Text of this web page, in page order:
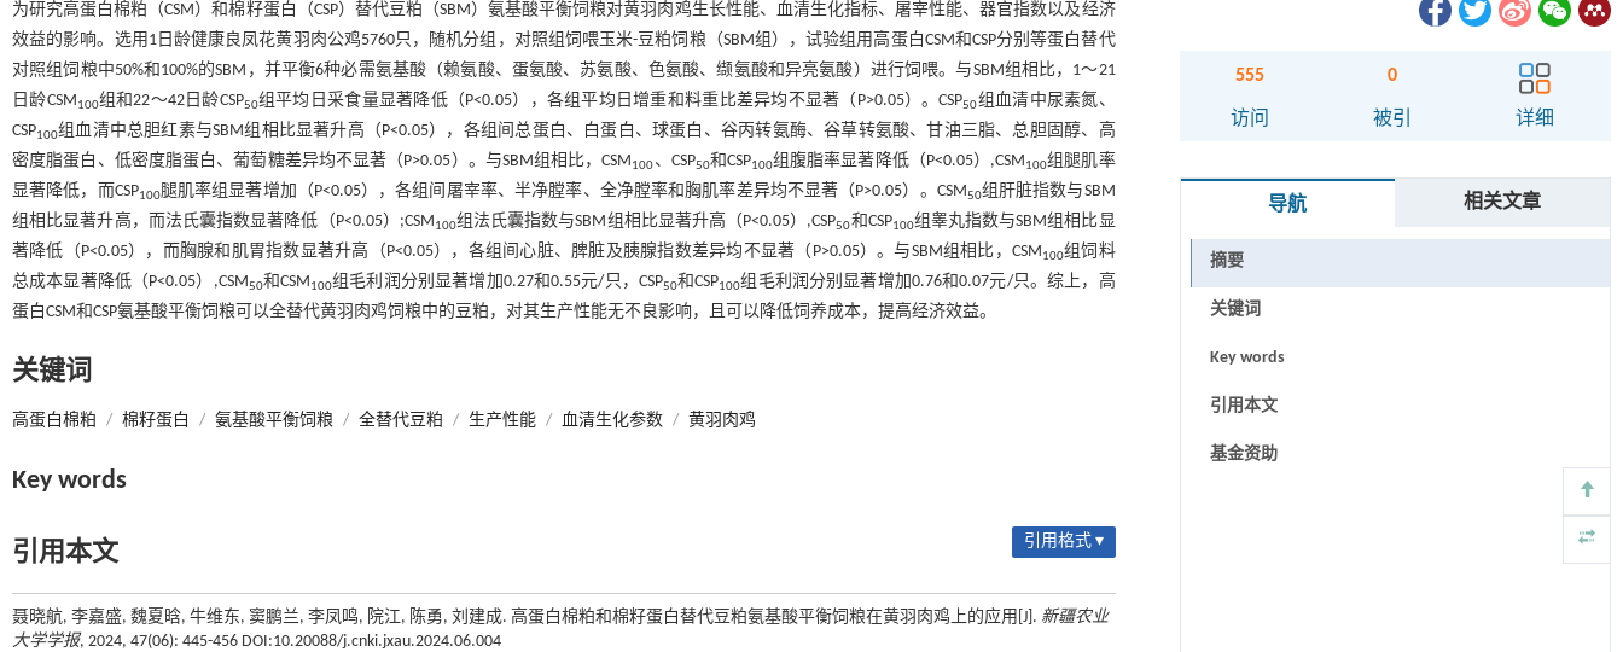
为研究高蛋白棉粕（CSM）和棉籽蛋白（CSP）替代豆粕（SBM）氨基酸平衡饲粮对黄羽肉鸡生长性能、血清生化指标、屠宰性能、器官指数以及经济
效益的影响。选用1日龄健康良凤花黄羽肉公鸡5760只，随机分组，对照组饲喂玉米-豆粕饲粮（SBM组），试验组用高蛋白CSM和CSP分别等蛋白替代
对照组饲粮中50%和100%的SBM，并平衡6种必需氨基酸（赖氨酸、蛋氨酸、苏氨酸、色氨酸、缬氨酸和异亮氨酸）进行饲喂。与SBM组相比，1～21
日龄CSM100组和22～42日龄CSP50组平均日采食量显著降低（P<0.05），各组平均日增重和料重比差异均不显著（P>0.05）。CSP50组血清中尿素氮、
CSP100组血清中总胆红素与SBM组相比显著升高（P<0.05），各组间总蛋白、白蛋白、球蛋白、谷丙转氨酶、谷草转氨酸、甘油三脂、总胆固醇、高
密度脂蛋白、低密度脂蛋白、葡萄糖差异均不显著（P>0.05）。与SBM组相比，CSM100、CSP50和CSP100组腹脂率显著降低（P<0.05）,CSM100组腿肌率
显著降低，而CSP100腿肌率组显著增加（P<0.05），各组间屠宰率、半净膛率、全净膛率和胸肌率差异均不显著（P>0.05）。CSM50组肝脏指数与SBM
组相比显著升高，而法氏囊指数显著降低（P<0.05）;CSM100组法氏囊指数与SBM组相比显著升高（P<0.05）,CSP50和CSP100组睾丸指数与SBM组相比显
著降低（P<0.05），而胸腺和肌胃指数显著升高（P<0.05），各组间心脏、脾脏及胰腺指数差异均不显著（P>0.05）。与SBM组相比，CSM100组饲料
总成本显著降低（P<0.05）,CSM50和CSM100组毛利润分别显著增加0.27和0.55元/只，CSP50和CSP100组毛利润分别显著增加0.76和0.07元/只。综上，高
蛋白CSM和CSP氨基酸平衡饲粮可以全替代黄羽肉鸡饲粮中的豆粕，对其生产性能无不良影响，且可以降低饲养成本，提高经济效益。
关键词
高蛋白棉粕 / 棉籽蛋白 / 氨基酸平衡饲粮 / 全替代豆粕 / 生产性能 / 血清生化参数 / 黄羽肉鸡
Key words
引用本文 引用格式 ▾
聂晓航, 李嘉盛, 魏夏晗, 牛维东, 窦鹏兰, 李凤鸣, 院江, 陈勇, 刘建成. 高蛋白棉粕和棉籽蛋白替代豆粕氨基酸平衡饲粮在黄羽肉鸡上的应用[J]. 新疆农业
大学学报, 2024, 47(06): 445-456 DOI:10.20088/j.cnki.jxau.2024.06.004
555
访问
0
被引 详细
导航 相关文章
摘要
关键词
Key words
引用本文
基金资助